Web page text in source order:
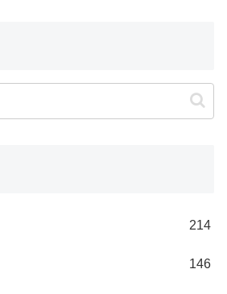
214
146